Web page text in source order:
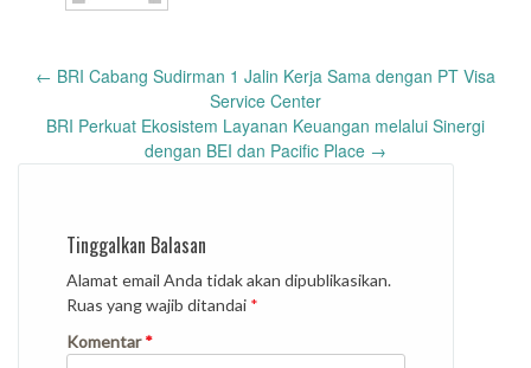
Post
← BRI Cabang Sudirman 1 Jalin Kerja Sama dengan PT Visa
Service Center
BRI Perkuat Ekosistem Layanan Keuangan melalui Sinergi
dengan BEI dan Pacific Place →
Tinggalkan Balasan
Alamat email Anda tidak akan dipublikasikan.
Ruas yang wajib ditandai *
Komentar*